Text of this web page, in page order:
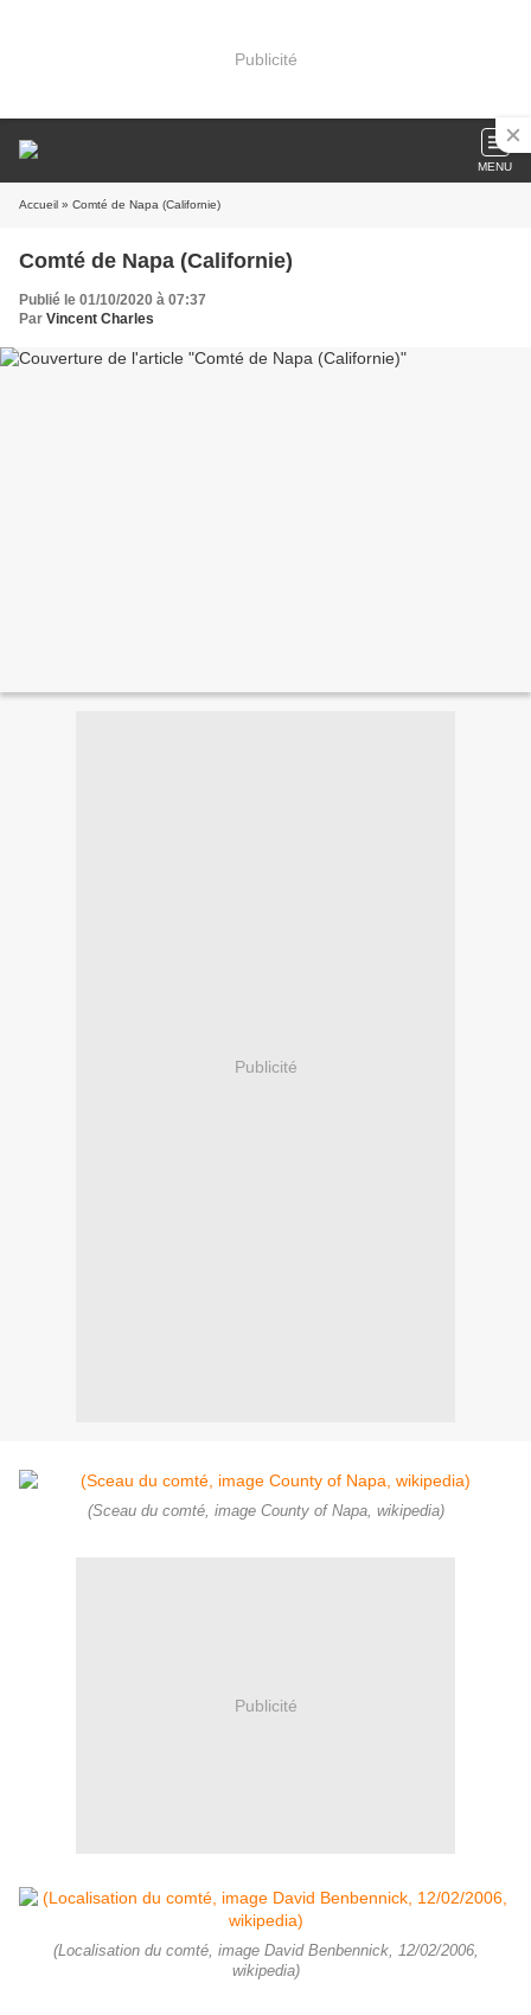
Publicité
MENU
Accueil » Comté de Napa (Californie)
Comté de Napa (Californie)
Publié le 01/10/2020 à 07:37
Par Vincent Charles
Publicité
(Sceau du comté, image County of Napa, wikipedia)
Publicité
(Localisation du comté, image David Benbennick, 12/02/2006,
wikipedia)